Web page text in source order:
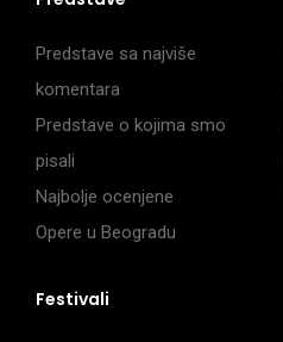
Predstave sa najviše
komentara
Predstave o kojima smo
pisali
Najbolje ocenjene
Opere u Beogradu
Festivali